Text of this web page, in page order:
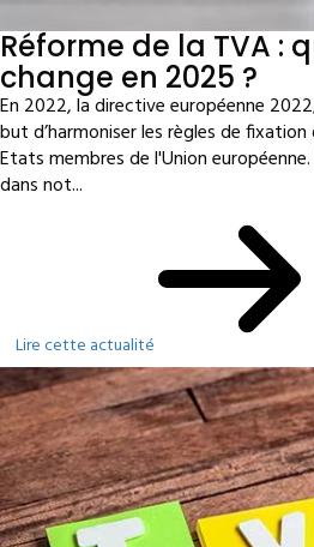
Réforme de la TVA :
change en 2025 ?
En 2022, la directive européenne
but d’harmoniser les règles de
Etats membres de l'Union
dans not...
Lire cette actualité